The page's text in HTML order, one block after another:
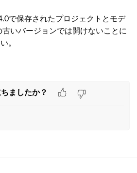
で保存されたプロジェクトとモデ
いバージョンでは開けないことに
。
ましたか？